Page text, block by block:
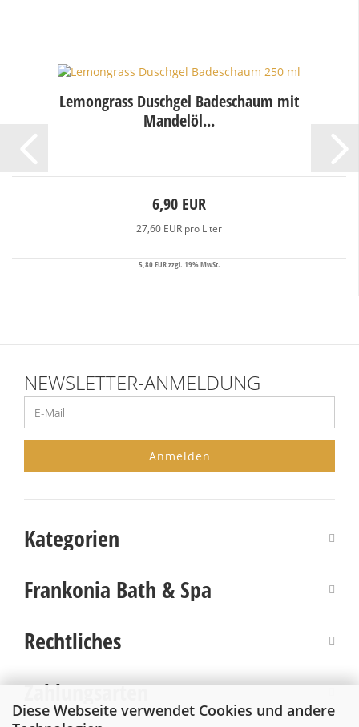
Diese Webseite verwendet Cookies und andere
Lemongrass Duschgel Badeschaum mit
Mandelöl...
6,90 EUR
27,60 EUR pro Liter
5,80 EUR zzgl. 19% MwSt.
NEWSLETTER-ANMELDUNG
Anmelden
Kategorien
Baden
Sauna
Sprudelbad Duft
PEDIFIT Fußpflege
Frankonia Bath & Spa
Bestellinformationen
Über uns
Kontakt
Rechtliches
Impressum
AGB
Zahlungsarten